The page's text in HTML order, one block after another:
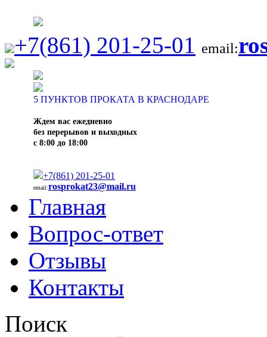
+7(861) 201-25-01 email:
5 ПУНКТОВ ПРОКАТА В КРАСНОДАРЕ
Ждем вас ежедневно
без перерывов и выходных
с 8:00 до 18:00
+7(861) 201-25-01
email:rosprokat23@mail.ru
Главная
Вопрос-ответ
Отзывы
Контакты
Поиск